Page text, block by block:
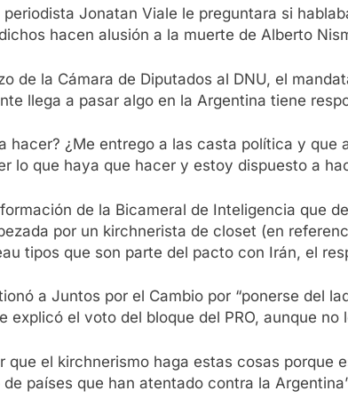
Jonatan Viale le preguntara si
hacen alusión a la muerte de Alberto
de la Cámara de Diputados al DNU, el
llega a pasar algo en la Argentina tiene
hacer? ¿Me entrego a las casta política y
lo que haya que hacer y estoy dispuesto a
de la Bicameral de Inteligencia que
por un kirchnerista de closet (en
tipos que son parte del pacto con Irán, el
a Juntos por el Cambio por “ponerse del
explicó el voto del bloque del PRO, aunque no
que el kirchnerismo haga estas cosas
de países que han atentado contra la